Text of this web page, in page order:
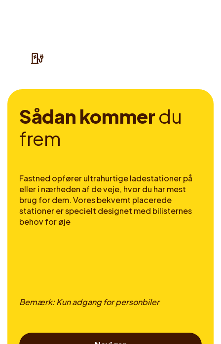
Sådan kommerdu
frem
Fastned opfører ultrahurtige ladestationer på
eller i nærheden af de veje, hvor du har mest
brug for dem. Vores bekvemt placerede
stationer er specielt designet med bilisternes
behov for øje
Bemærk: Kun adgang for personbiler